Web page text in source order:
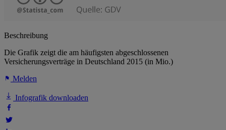
Beschreibung
Die Grafik zeigt die am häufigsten abgeschlossenen
Versicherungsverträge in Deutschland 2015 (in Mio.)
Melden
Infografik downloaden